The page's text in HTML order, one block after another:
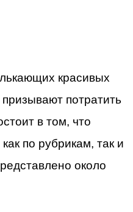
красивых
потратить
в том, что
по рубрикам, так и
около